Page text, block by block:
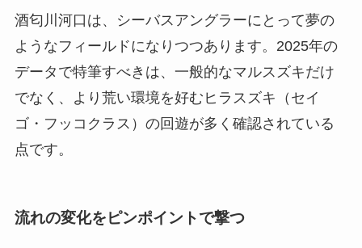
酒匂川河口は、シーバスアングラーにとって夢の
ようなフィールドになりつつあります。2025年の
データで特筆すべきは、一般的なマルスズキだけ
でなく、より荒い環境を好む ヒラスズキ（セイ
ゴ・フッコクラス）の回遊が多く確認されている
点です。
流れの変化をピンポイントで撃つ